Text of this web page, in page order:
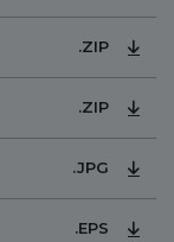
.ZIP
.ZIP
.JPG
.EPS